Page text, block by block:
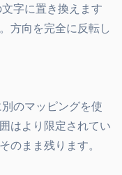
字に置き換えます
方向を完全に反転し
のマッピングを使
はより限定されてい
のまま残ります。